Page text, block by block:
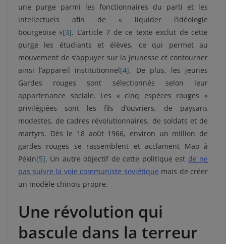
une purge parmi les fonctionnaires du parti et les
intellectuels afin de « liquider l’idéologie
bourgeoise »[3]. L’article 7 de ce texte exclut de cette
purge les étudiants et élèves, ce qui permet au
mouvement de s’appuyer sur la jeunesse et contourner
ainsi l’appareil institutionnel[4]. De plus, les jeunes
Gardes rouges sont sélectionnés selon leur
appartenance sociale. Les « cinq espèces rouges »
privilégiées sont les fils d’ouvriers, de paysans
modestes, de cadres révolutionnaires, de soldats et de
martyrs. Dès le 18 août 1966, environ un million de
gardes rouges se rassemblent et acclament Mao à
Pékin[5]. Un autre objectif de cette politique est de ne
pas suivre la voie communiste soviétique mais de créer
un modèle chinois propre.
Une révolution qui
bascule dans la terreur